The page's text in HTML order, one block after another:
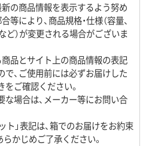
の商品情報を表示するよう努め
により、商品規格・仕様（容量、
ど）が変更される場合がございま
品とサイト上の商品情報の表記
、ご使用前には必ずお届けした
ご確認ください。
場合は、メーカー等にお問い合
ト」表記は、箱でのお届けをお約束
かじめご了承ください。